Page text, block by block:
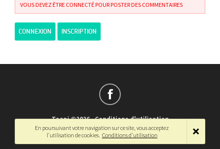
VOUS DEVEZ ÊTRE CONNECTÉ POUR POSTER DES COMMENTAIRES
CONNEXION INSCRIPTION
Teepi ©2026-Conditions d'utilisation
Français-English
En poursuivant votre navigation sur ce site, vous acceptez
l'utilisation de cookies. Conditions d'utilisation